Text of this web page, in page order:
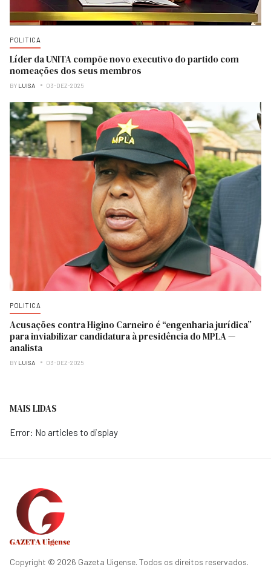
POLITICA
Líder da UNITA compõe novo executivo do partido com
nomeações dos seus membros
BY LUISA 03-DEZ-2025
POLITICA
Acusações contra Higino Carneiro é “engenharia jurídica”
para inviabilizar candidatura à presidência do MPLA —
analista
BY LUISA 03-DEZ-2025
MAIS LIDAS
Error: No articles to display
Copyright © 2026 Gazeta Uigense. Todos os direitos reservados.